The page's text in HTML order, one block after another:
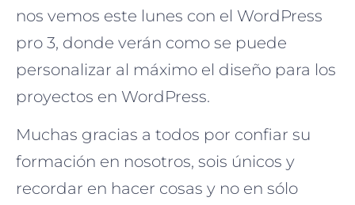
nos vemos este lunes con el WordPress
pro 3, donde verán como se puede
personalizar al máximo el diseño para los
proyectos en WordPress.
Muchas gracias a todos por confiar su
formación en nosotros, sois únicos y
recordar en hacer cosas y no en sólo